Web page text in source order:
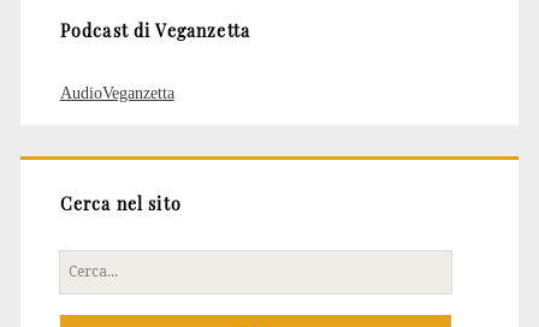
Podcast di Veganzetta
AudioVeganzetta
Cerca nel sito
Cerca
per: